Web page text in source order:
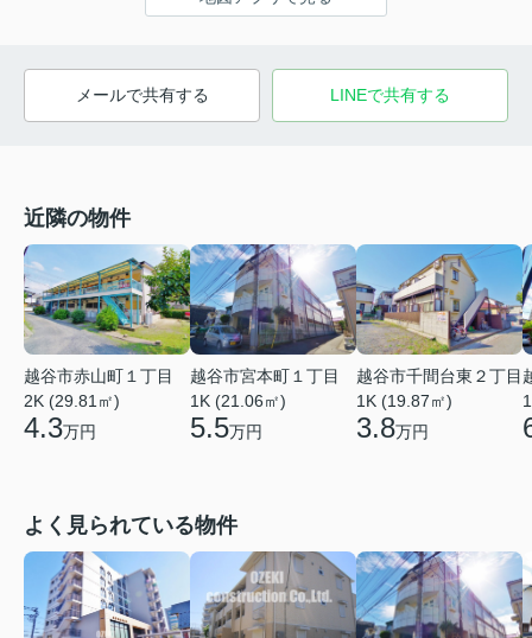
メールで共有する LINEで共有する
近隣の物件
越谷市赤山町１丁目
2K (29.81㎡)
4.3万円
越谷市宮本町１丁目
1K (21.06㎡)
5.5万円
越谷市千間台東２丁目
1K (19.87㎡)
3.8万円
よく見られている物件